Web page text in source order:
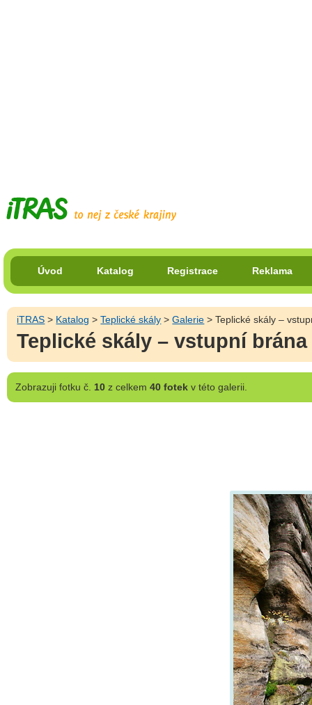
Úvod Katalog Registrace Reklama
iTRAS > Katalog >Teplické skály >Galerie > Teplické skály –
Teplické skály – vstupní
Zobrazujifotku č. 10z celkem 40 fotekv této galerii.